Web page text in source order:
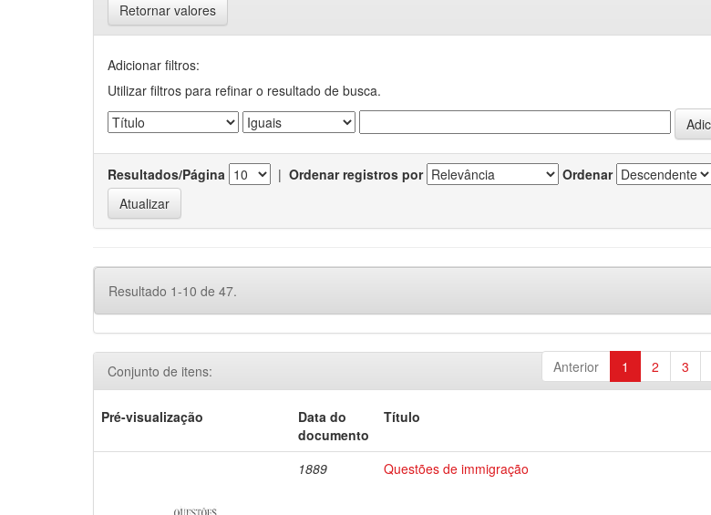
Retornar valores
Adicionar filtros:
Utilizar filtros para refinar o resultado de busca.
Resultados/Página | Ordenar registros por Ordenar
Resultado 1-10 de 47.
Anterior 1 2 3
Conjunto de itens:
Pré-visualização
Data do
documento
Título
1889 Questões de immigração